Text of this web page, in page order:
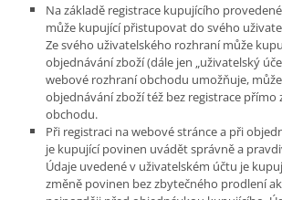
Na základě registrace kupujícího
může kupující přistupovat do svého
Ze svého uživatelského rozhraní může
objednávání zboží (dále jen „uživatelský
webové rozhraní obchodu umožňuje,
objednávání zboží též bez registrace
obchodu.
Při registraci na webové stránce a při
je kupující povinen uvádět správně a
Údaje uvedené v uživatelském účtu je
změně povinen bez zbytečného prodlení